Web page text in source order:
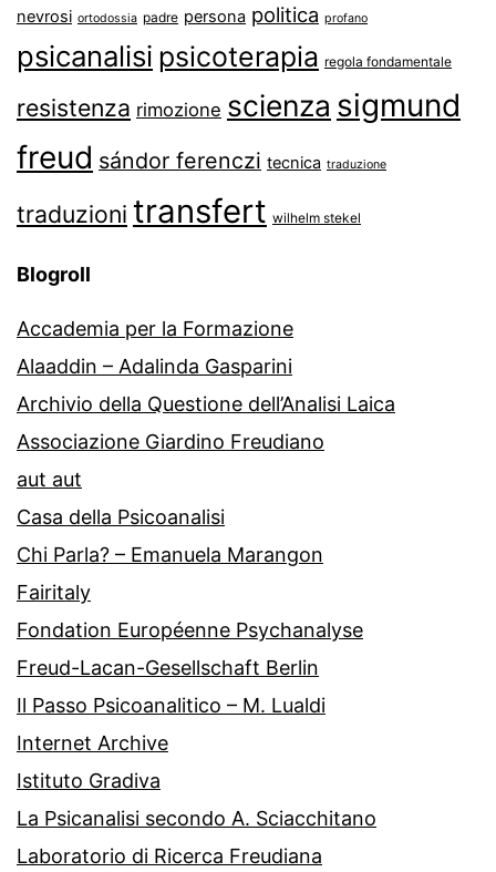
nevrosi ortodossia padre persona politica profano
psicanalisi psicoterapia regola fondamentale
resistenza rimozione scienza sigmund
freud sándor ferenczi tecnica traduzione
traduzioni transfert wilhelm stekel
Blogroll
Accademia per la Formazione
Alaaddin – Adalinda Gasparini
Archivio della Questione dell’Analisi Laica
Associazione Giardino Freudiano
aut aut
Casa della Psicoanalisi
Chi Parla? – Emanuela Marangon
Fairitaly
Fondation Européenne Psychanalyse
Freud-Lacan-Gesellschaft Berlin
Il Passo Psicoanalitico – M. Lualdi
Internet Archive
Istituto Gradiva
La Psicanalisi secondo A. Sciacchitano
Laboratorio di Ricerca Freudiana